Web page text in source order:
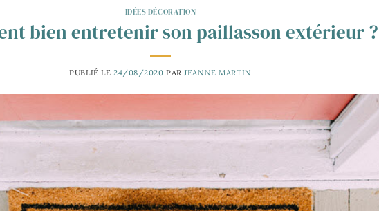
IDÉES DÉCORATION
bien entretenir son paillasson extérieur ?
PUBLIÉ LE 24/08/2020 PAR JEANNE MARTIN